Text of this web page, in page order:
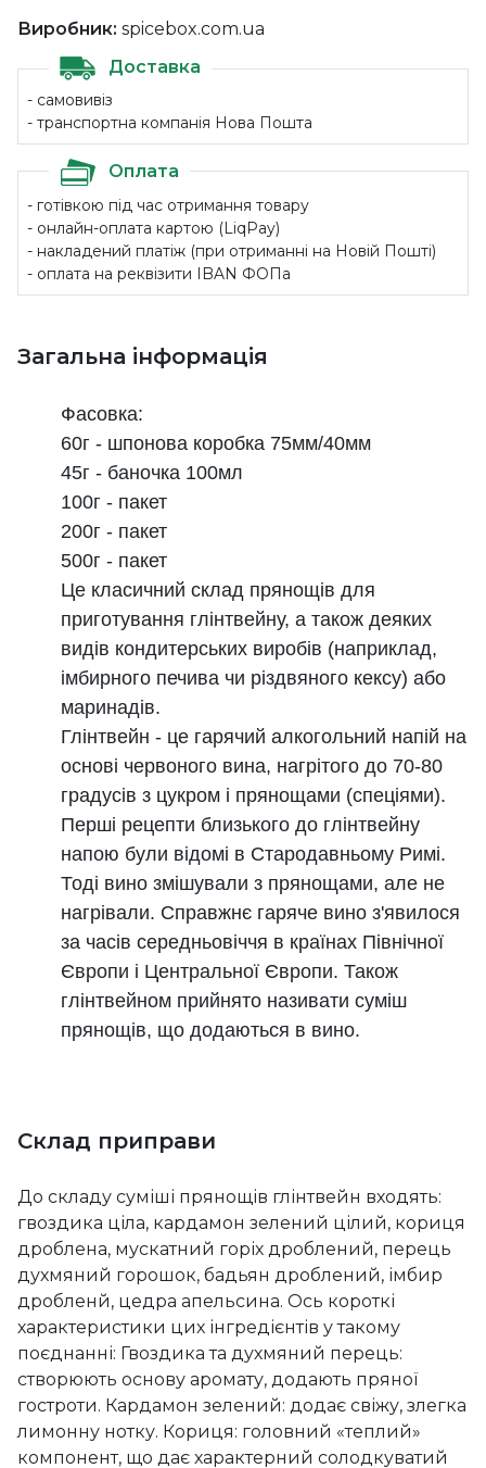
Виробник: spicebox.com.ua
Доставка
- самовивіз
- транспортна компанія Нова Пошта
Оплата
- готівкою під час отримання товару
- онлайн-оплата картою (LiqPay)
- накладений платіж (при отриманні на Новій Пошті)
- оплата на реквізити IBAN ФОПа
Загальна інформація
Фасовка:
60г - шпонова коробка 75мм/40мм
45г - баночка 100мл
100г - пакет
200г - пакет
500г - пакет
Це класичний склад прянощів для
приготування глінтвейну, а також деяких
видів кондитерських виробів (наприклад,
імбирного печива чи різдвяного кексу) або
маринадів.
Глінтвейн - це гарячий алкогольний напій на
основі червоного вина, нагрітого до 70-80
градусів з цукром і прянощами (спеціями).
Перші рецепти близького до глінтвейну
напою були відомі в Стародавньому Римі.
Тоді вино змішували з прянощами, але не
нагрівали. Справжнє гаряче вино з'явилося
за часів середньовіччя в країнах Північної
Європи і Центральної Європи. Також
глінтвейном прийнято називати суміш
прянощів, що додаються в вино.
Склад приправи
До складу суміші прянощів глінтвейн входять:
гвоздика ціла, кардамон зелений цілий, кориця
дроблена, мускатний горіх дроблений, перець
духмяний горошок, бадьян дроблений, імбир
дробленй, цедра апельсина. Ось короткі
характеристики цих інгредієнтів у такому
поєднанні: Гвоздика та духмяний перець:
створюють основу аромату, додають пряної
гостроти. Кардамон зелений: додає свіжу, злегка
лимонну нотку. Кориця: головний «теплий»
компонент, що дає характерний солодкуватий